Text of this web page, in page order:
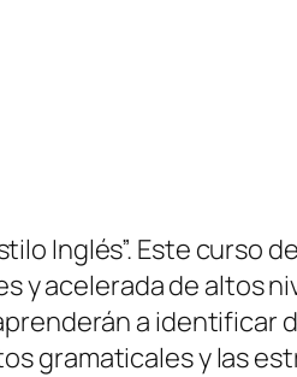
Inglés”. Este curso
y acelerada de altos
a identificar
gramaticales y las